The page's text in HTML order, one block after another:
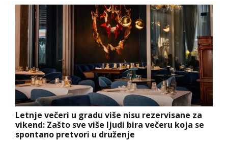
Letnje večeri u gradu više nisu rezervisane za
vikend: Zašto sve više ljudi bira večeru koja se
spontano pretvori u druženje